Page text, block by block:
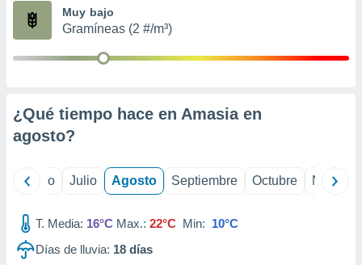
publicidad
1199
Muy bajo
Gramíneas (2 #/m³)
¿Qué tiempo hace en Amasia en
agosto?
Junio Julio Agosto Septiembre Octubre
T. Media: 16°C Max.: 22°C Min: 10°C
Días de lluvia: 18 días